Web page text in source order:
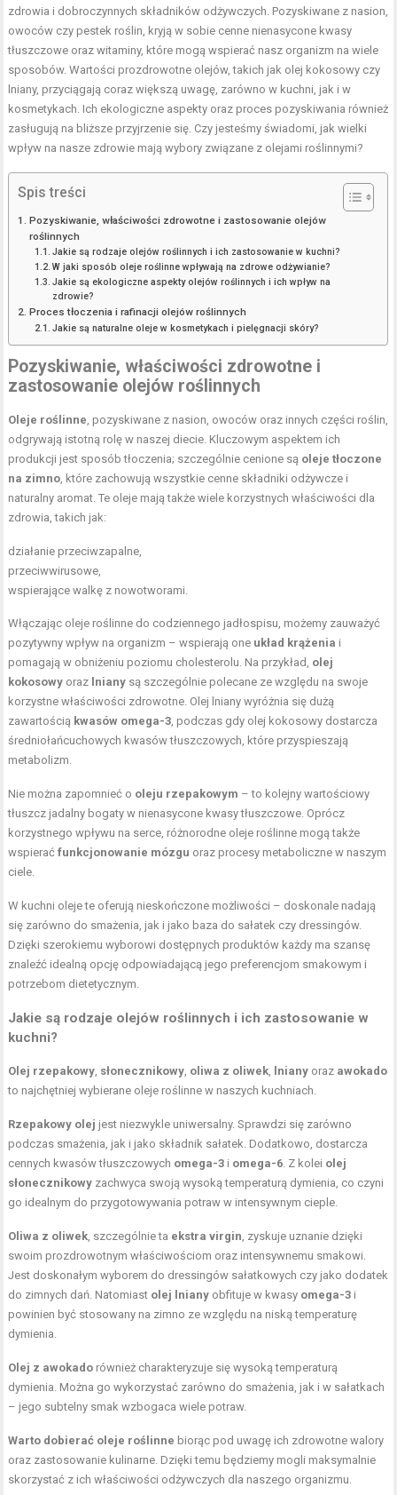
zdrowia i dobroczynnych składników odżywczych. Pozyskiwane z nasion,
owoców czy pestek roślin, kryją w sobie cenne nienasycone kwasy
tłuszczowe oraz witaminy, które mogą wspierać nasz organizm na wiele
sposobów. Wartości prozdrowotne olejów, takich jak olej kokosowy czy
lniany, przyciągają coraz większą uwagę, zarówno w kuchni, jak i w
kosmetykach. Ich ekologiczne aspekty oraz proces pozyskiwania również
zasługują na bliższe przyjrzenie się. Czy jesteśmy świadomi, jak wielki
wpływ na nasze zdrowie mają wybory związane z olejami roślinnymi?
Spis treści
Pozyskiwanie, właściwości zdrowotne i zastosowanie olejów
roślinnych
Jakie są rodzaje olejów roślinnych i ich zastosowanie w kuchni?
W jaki sposób oleje roślinne wpływają na zdrowe odżywianie?
Jakie są ekologiczne aspekty olejów roślinnych i ich wpływ na
zdrowie?
Proces tłoczenia i rafinacji olejów roślinnych
Jakie są naturalne oleje w kosmetykach i pielęgnacji skóry?
Pozyskiwanie, właściwości zdrowotne i
zastosowanie olejów roślinnych
Oleje roślinne, pozyskiwane z nasion, owoców oraz innych części roślin,
odgrywają istotną rolę w naszej diecie. Kluczowym aspektem ich
produkcji jest sposób tłoczenia; szczególnie cenione są oleje tłoczone
na zimno, które zachowują wszystkie cenne składniki odżywcze i
naturalny aromat. Te oleje mają także wiele korzystnych właściwości dla
zdrowia, takich jak:
działanie przeciwzapalne,
przeciwwirusowe,
wspierające walkę z nowotworami.
Włączając oleje roślinne do codziennego jadłospisu, możemy zauważyć
pozytywny wpływ na organizm – wspierają one układ krążenia i
pomagają w obniżeniu poziomu cholesterolu. Na przykład, olej
kokosowy oraz lniany są szczególnie polecane ze względu na swoje
korzystne właściwości zdrowotne. Olej lniany wyróżnia się dużą
zawartością kwasów omega-3, podczas gdy olej kokosowy dostarcza
średniołańcuchowych kwasów tłuszczowych, które przyspieszają
metabolizm.
Nie można zapomnieć o oleju rzepakowym – to kolejny wartościowy
tłuszcz jadalny bogaty w nienasycone kwasy tłuszczowe. Oprócz
korzystnego wpływu na serce, różnorodne oleje roślinne mogą także
wspieraćfunkcjonowanie mózgu oraz procesy metaboliczne w naszym
ciele.
W kuchni oleje te oferują nieskończone możliwości – doskonale nadają
się zarówno do smażenia, jak i jako baza do sałatek czy dressingów.
Dzięki szerokiemu wyborowi dostępnych produktów każdy ma szansę
znaleźć idealną opcję odpowiadającą jego preferencjom smakowym i
potrzebom dietetycznym.
Jakie są rodzaje olejów roślinnych i ich zastosowanie w
kuchni?
Olej rzepakowy, słonecznikowy, oliwa z oliwek, lniany oraz awokado
to najchętniej wybierane oleje roślinne w naszych kuchniach.
Rzepakowy olej jest niezwykle uniwersalny. Sprawdzi się zarówno
podczas smażenia, jak i jako składnik sałatek. Dodatkowo, dostarcza
cennych kwasów tłuszczowych omega-3 i omega-6. Z kolei olej
słonecznikowy zachwyca swoją wysoką temperaturą dymienia, co czyni
go idealnym do przygotowywania potraw w intensywnym cieple.
Oliwa z oliwek, szczególnie ta ekstra virgin, zyskuje uznanie dzięki
swoim prozdrowotnym właściwościom oraz intensywnemu smakowi.
Jest doskonałym wyborem do dressingów sałatkowych czy jako dodatek
do zimnych dań. Natomiast olej lniany obfituje w kwasy omega-3 i
powinien być stosowany na zimno ze względu na niską temperaturę
dymienia.
Olej z awokado również charakteryzuje się wysoką temperaturą
dymienia. Można go wykorzystać zarówno do smażenia, jak i w sałatkach
– jego subtelny smak wzbogaca wiele potraw.
Warto dobierać oleje roślinne biorąc pod uwagę ich zdrowotne walory
oraz zastosowanie kulinarne. Dzięki temu będziemy mogli maksymalnie
skorzystać z ich właściwości odżywczych dla naszego organizmu.